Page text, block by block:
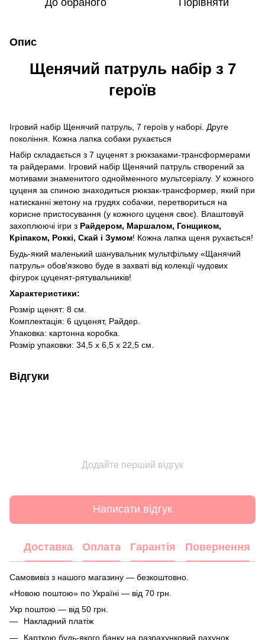
Опис
Щенячий патруль набір з 7
героїв
Ігровий набір Щенячий патруль, 7 героїв у наборі. Друге
покоління. Кожна лапка собаки рухається
Набір складається з 7 цуценят з рюкзаками-трансформерами
та райдерами. Ігровий набір Щенячий патруль створений за
мотивами знаменитого однойменного мультсеріалу. У кожного
цуценя за спиною знаходиться рюкзак-трансформер, який при
натисканні жетону на грудях собачки, перетвориться на
корисне пристосування (у кожного цуценя своє). Влаштовуй
захоплюючі ігри з Райдером, Маршалом, Гонщиком,
Кріпаком, Роккі, Скай і Зумом! Кожна лапка щеня рухається!
Будь-який маленький шанувальник мультфільму «Щанячий
патруль» обов'язково буде в захваті від колекції чудових
фігурок цуценят-рятувальників!
Характеристики:
Розмір щенят: 8 см.
Комплектація: 6 цуценят, Райдер.
Упаковка: картонна коробка.
Розмір упаковки: 34,5 х 6,5 х 22,5 см.
Відгуки
Додайте перший відгук
Написати відгук
Доставка Оплата Гарантія Повернення
Самовивіз з нашого магазину — безкоштовно.
«Новою поштою» по Україні — від 70 грн.
Укр поштою — від 50 грн.
Накладний платіж
Карткою будь-якого банку на разрахунковий рахунок